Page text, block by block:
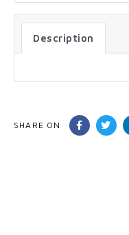
Description
SHARE ON